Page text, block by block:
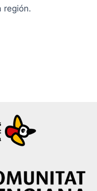
región.